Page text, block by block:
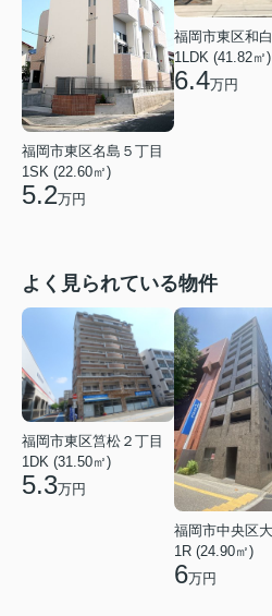
福岡市東区名島５丁目
1SK (22.60㎡)
5.2万円
1LDK (41.82㎡)
6.4万円
よく見られている物件
福岡市東区筥松２丁目
1DK (31.50㎡)
5.3万円
1R (24.90㎡)
6万円